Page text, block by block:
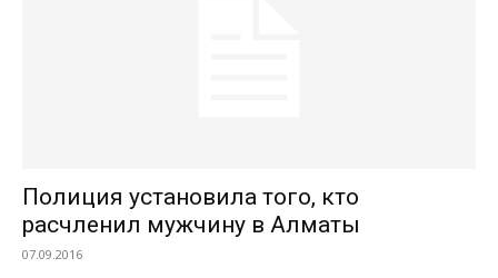
Полиция установила того, кто
расчленил мужчину в Алматы
07.09.2016